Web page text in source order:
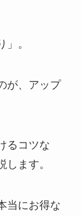
。
が、アップ
るコツな
ます。
当にお得な